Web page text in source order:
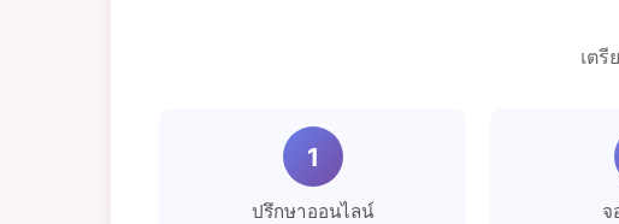
เต
1
ปรึกษาออนไลน์
จ